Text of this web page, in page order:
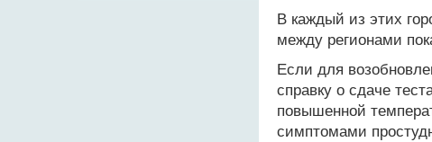
В каждый из этих
между регионами
Если для
справку о сдаче
повышенной
симптомами